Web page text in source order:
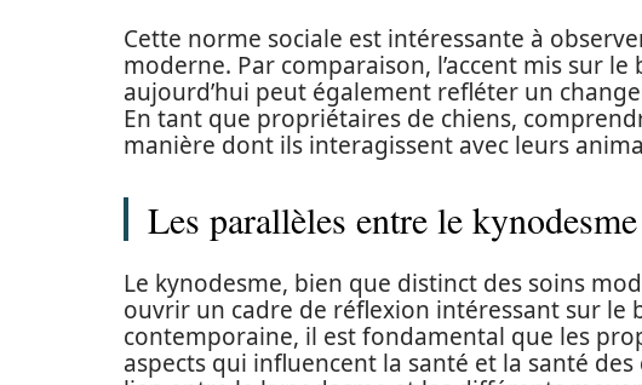
Cette norme sociale est intéressante à
moderne. Par comparaison, l’accent mis sur
aujourd’hui peut également refléter un
En tant que propriétaires de chiens,
manière dont ils interagissent avec leurs
Les parallèles entre le
Le kynodesme, bien que distinct des soins
ouvrir un cadre de réflexion intéressant sur le
contemporaine, il est fondamental que les
aspects qui influencent la santé et la santé